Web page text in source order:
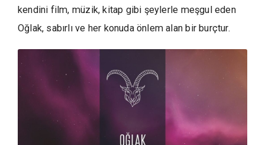
kendini film, müzik, kitap gibi şeylerle meşgul eden
Oğlak, sabırlı ve her konuda önlem alan bir burçtur.